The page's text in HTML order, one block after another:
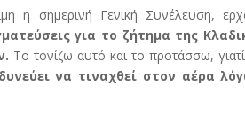
η σημερινή Γενική Συνέλευση,
για το ζήτημα της
Το τονίζω αυτό και το προτάσσω,
να τιναχθεί στον αέρα